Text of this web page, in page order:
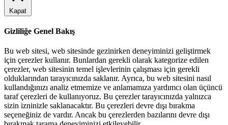
Kapat
Gizliliğe Genel Bakış
Bu web sitesi, web sitesinde gezinirken deneyiminizi geliştirmek
için çerezler kullanır. Bunlardan gerekli olarak kategorize edilen
çerezler, web sitesinin temel işlevlerinin çalışması için gerekli
olduklarından tarayıcınızda saklanır. Ayrıca, bu web sitesini nasıl
kullandığınızı analiz etmemize ve anlamamıza yardımcı olan üçüncü
taraf çerezleri de kullanıyoruz. Bu çerezler tarayıcınızda yalnızca
sizin izninizle saklanacaktır. Bu çerezleri devre dışı bırakma
seçeneğiniz de vardır. Ancak bu çerezlerden bazılarını devre dışı